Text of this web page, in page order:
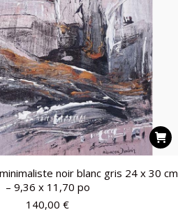
noir blanc gris 24 x 30 cm
– 9,36 x 11,70 po
140,00 €